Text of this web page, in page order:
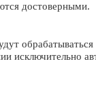
достоверными.
исключительно